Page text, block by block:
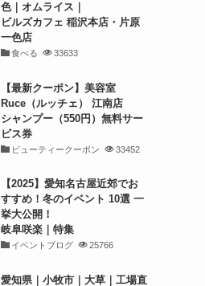
色｜オムライス｜
ビルズカフェ 稲沢本店・片原
一色店
食べる 33633
【最新クーポン】美容室
Ruce（ルッチェ） 江南店
シャンプー（550円）無料サー
ビス券
ビューティークーポン 33452
【2025】愛知名古屋近郊でお
すすめ！冬のイベント 10選 一
挙大公開！
岐阜咲楽｜特集
イベントブログ 25766
愛知県｜小牧市｜大草｜工場直